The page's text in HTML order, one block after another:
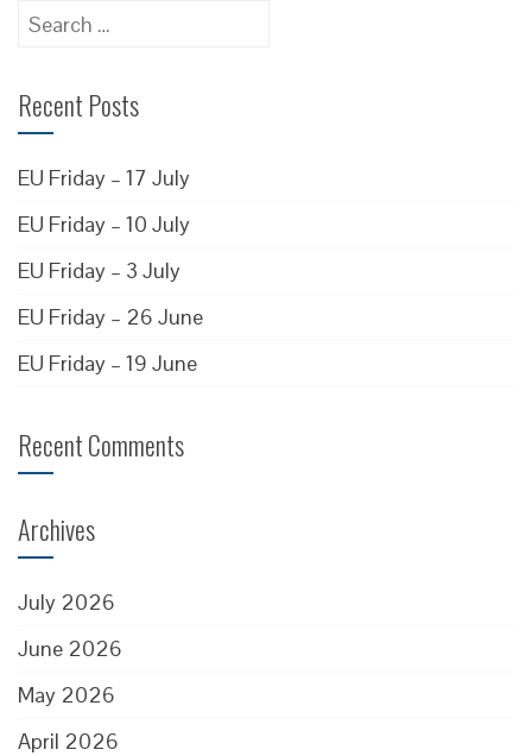
Search
Recent Posts
EU Friday – 17 July
EU Friday – 10 July
EU Friday – 3 July
EU Friday – 26 June
EU Friday – 19 June
Recent Comments
Archives
July 2026
June 2026
May 2026
April 2026